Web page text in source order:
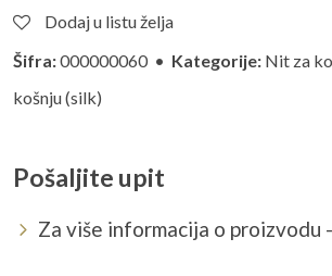
Dodaj u listu želja
Šifra:000000060 • Kategorije: Nit za
košnju (silk)
Pošaljite upit
Za više informacija o proizvodu